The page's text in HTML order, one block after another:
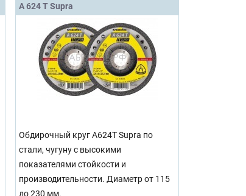
A 624 T Supra
Обдирочный круг A624T Supra по
стали, чугуну с высокими
показателями стойкости и
производительности. Диаметр от 115
до 230 мм.